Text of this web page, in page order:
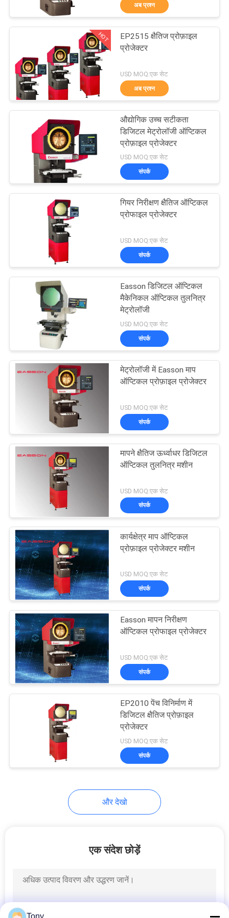
नियंत्रण
हमसे
संपर्क
करें
समाचार
साइटमैप
PRIVACY
POLICY
ग्लास स्केल रैखिक
एनकोडर
माइक्रो लीनियर एनकोडर
डिजिटल रीडआउट
सिस्टम
16
डिजिटल स्थिति रीडआउट
16
पूर्ण रैखिक एनकोडर
3 एक्सिस डिजिटल
रीडआउट
रैखिक ग्लास तराजू
रीडआउट
अब प्रश्न
HOT
EP2515 क्षैतिज प्रोफ़ाइल
प्रोजेक्टर
USD MOQ:एक सेट
अब प्रश्न
औद्योगिक उच्च सटीकता
डिजिटल मेट्रोलॉजी ऑप्टिकल
प्रोफ़ाइल प्रोजेक्टर
USD MOQ:एक सेट
संपर्क
गियर निरीक्षण क्षैतिज ऑप्टिकल
प्रोफाइल प्रोजेक्टर
USD MOQ:एक सेट
संपर्क
Easson डिजिटल ऑप्टिकल
मैकेनिकल ऑप्टिकल तुलनित्र
मेट्रोलॉजी
USD MOQ:एक सेट
संपर्क
मेट्रोलॉजी में Easson माप
ऑप्टिकल प्रोफ़ाइल प्रोजेक्टर
USD MOQ:एक सेट
संपर्क
मापने क्षैतिज ऊर्ध्वाधर डिजिटल
ऑप्टिकल तुलनित्र मशीन
USD MOQ:एक सेट
संपर्क
कार्यक्षेत्र माप ऑप्टिकल
प्रोफ़ाइल प्रोजेक्टर मशीन
USD MOQ:एक सेट
संपर्क
Easson मापन निरीक्षण
ऑप्टिकल प्रोफाइल प्रोजेक्टर
USD MOQ:एक सेट
संपर्क
EP2010 पेंच विनिर्माण में
डिजिटल क्षैतिज प्रोफ़ाइल
प्रोजेक्टर
USD MOQ:एक सेट
संपर्क
और देखो
एक संदेश छोड़ें
Tony